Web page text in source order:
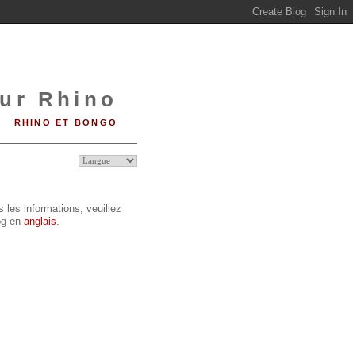
Rhino
RHINO ET BONGO
les informations, veuillez
en anglais